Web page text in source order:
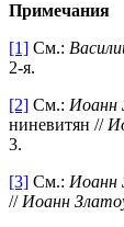
Примечания
[1] См.:
2-я.
[2] См.: Иоанн
ниневитян //
3.
[3] См.: Иоанн
// Иоанн